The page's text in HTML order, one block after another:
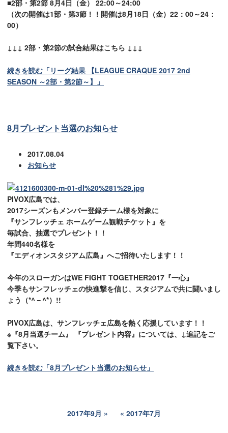
■2部・第2節 8月4日（金） 22:00～24:00
（次の開催は1部・第3節！！開催は8月18日（金）22：00～24：
00）
↓↓↓ 2部・第2節の試合結果はこちら ↓↓↓
続きを読む「リーグ結果 【LEAGUE CRAQUE 2017 2nd
SEASON ～2部・第2節～】」
8月プレゼント当選のお知らせ
2017.08.04
お知らせ
PIVOX広島では、
2017シーズンもメンバー登録チーム様を対象に
『サンフレッチェ ホームゲーム観戦チケット』を
毎試合、抽選でプレゼント！！
年間440名様を
『エディオンスタジアム広島』へご招待いたします！！
今年のスローガンはWE FIGHT TOGETHER2017『一心』
今季もサンフレッチェの快進撃を信じ、スタジアムで共に闘いまし
ょう（*^－^*）!!
PIVOX広島は、サンフレッチェ広島を熱く応援しています！！
※『8月当選チーム』 『プレゼント内容』については、↓追記をご
覧下さい。
続きを読む「8月プレゼント当選のお知らせ」
2017年9月 2017年7月